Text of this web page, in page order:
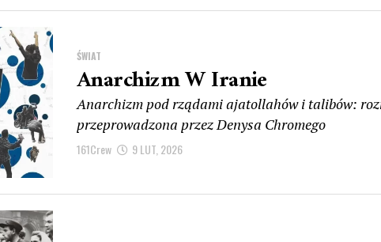
ŚWIAT
Anarchizm W Iranie
Anarchizm pod rządami ajatollahów i talibów:
przeprowadzona przez Denysa Chromego
161Crew 9 LUT, 2026